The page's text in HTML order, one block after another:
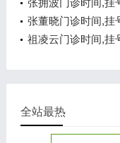
询电话,在线咨询
张拥波门诊时间,挂
询电话,在线咨询
张董晓门诊时间,挂
询电话,在线咨询
祖凌云门诊时间,挂
全站最热